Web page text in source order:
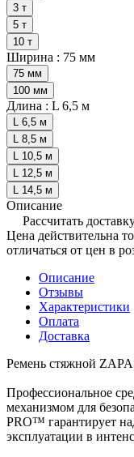
3 т
5 т
10 т
Ширина : 75 мм
75 мм
100 мм
Длина : L 6,5 м
L 6,5 м
L 8,5 м
L 10,5 м
L 12,5 м
L 14,5 м
Описание
Рассчитать
Цена действительна
отличаться от цен в
Описание
Отзывы
Характеристики
Оплата
Доставка
Ремень стяжной
Профессиональное
механизмом для
PRO™ гарантирует
эксплуатации в